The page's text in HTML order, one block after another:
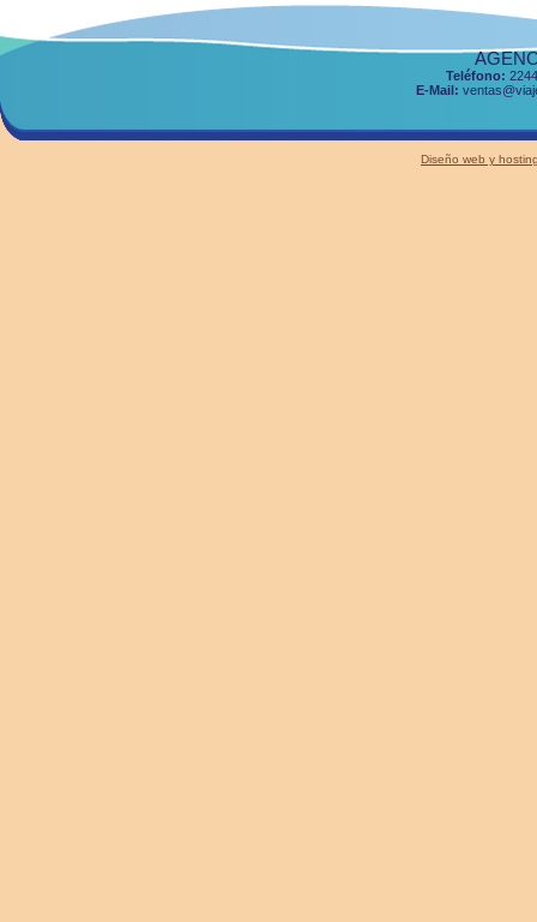
Teléfono:
E-Mail:
Diseño web y